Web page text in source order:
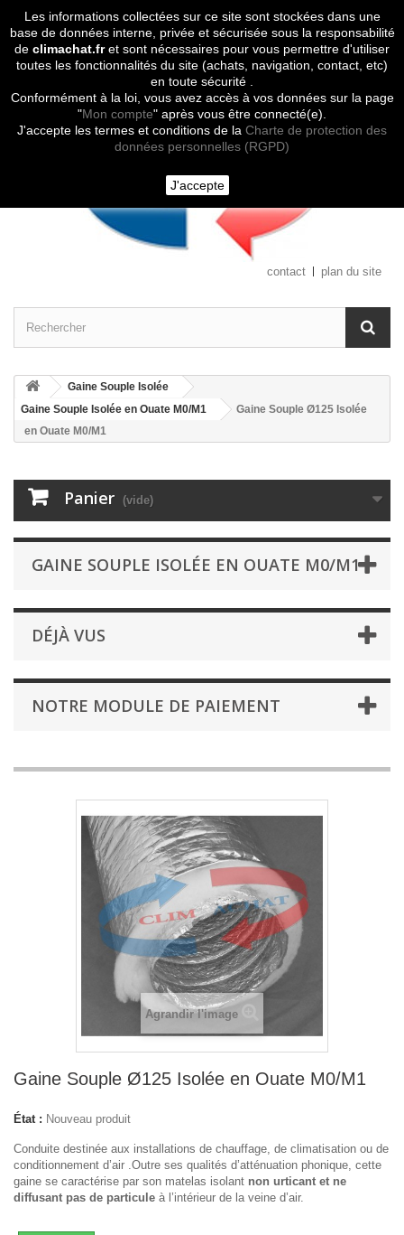
Les informations collectées sur ce site sont stockées dans une
base de données interne, privée et sécurisée sous la responsabilité
de climachat.fret sont nécessaires pour vous permettre d'utiliser
toutes les fonctionnalités du site (achats, navigation, contact, etc)
en toute sécurité .
Conformément à la loi, vous avez accès à vos données sur la page
"Mon compte" après vous être connecté(e).
J'accepte les termes et conditions de la Charte de protection des
données personnelles (RGPD)
J'accepte
Contactez-nous
contact plan du site
Gaine Souple Isolée
Gaine Souple Isolée en Ouate M0/M1
Gaine Souple Ø125 Isolée
en Ouate M0/M1
Panier (vide)
GAINE SOUPLE ISOLÉE EN OUATE M0/M1
DÉJÀ VUS
NOTRE MODULE DE PAIEMENT
Agrandir l'image
Gaine Souple Ø125 Isolée en Ouate M0/M1
État : Nouveau produit
Conduite destinée aux installations de chauffage, de climatisation ou de
conditionnement d’air .Outre ses qualités d’atténuation phonique, cette
gaine se caractérise par son matelas isolant non urticant et ne
diffusant pas de particule à l’intérieur de la veine d’air.